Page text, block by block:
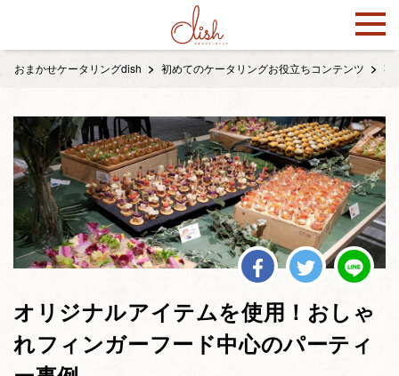
おまかせケータリングdish 初めてのケータリングお役立ちコンテンツ 事
オリジナルアイテムを使用！おしゃ
れフィンガーフード中心のパーティ